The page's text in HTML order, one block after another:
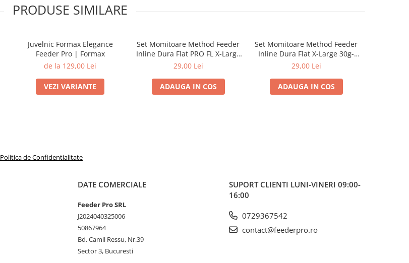
PRODUSE SIMILARE
Juvelnic Formax Elegance
Feeder Pro | Formax
de la 129,00 Lei
VEZI VARIANTE
Set Momitoare Method Feeder
Inline Dura Flat PRO FL X-Large
60g-70g-80g | PRO FL
29,00 Lei
ADAUGA IN COS
Set Momitoare Method Feeder
Inline Dura Flat X-Large 30g-
40g-50g | PRO FL
29,00 Lei
ADAUGA IN COS
Politica de Confidentialitate
DATE COMERCIALE
Feeder Pro SRL
J2024040325006
50867964
Bd. Camil Ressu, Nr.39
Sector 3, Bucuresti
SUPORT CLIENTI LUNI-VINERI 09:00-
16:00
0729367542
contact@feederpro.ro